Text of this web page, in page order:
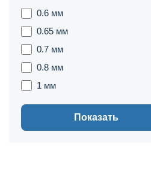
0.6 мм
0.65 мм
0.7 мм
0.8 мм
1 мм
Показать